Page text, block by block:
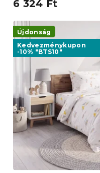
6 324 Ft
Újdonság
Kedvezménykupon
-10% "BTS10"